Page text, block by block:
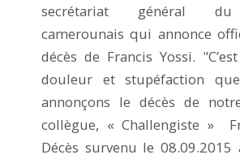
secrétariat général du
camerounais qui annonce
décès de Francis Yossi.
douleur et stupéfaction
annonçons le décès de
collègue, « Challengiste »
Décès survenu le 08.09.2015